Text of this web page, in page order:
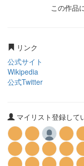
この作品
リンク
公式サイト
Wikipedia
公式Twitter
マイリスト登録して